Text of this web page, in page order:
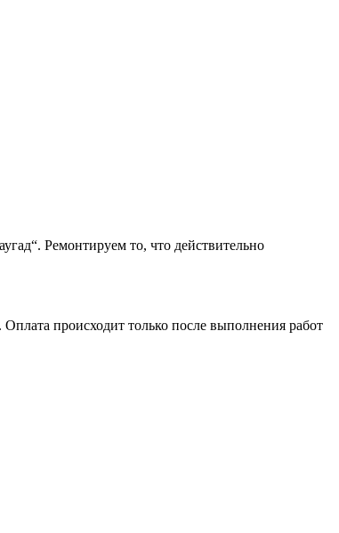
Ремонтируем то, что действительно
происходит только после выполнения работ